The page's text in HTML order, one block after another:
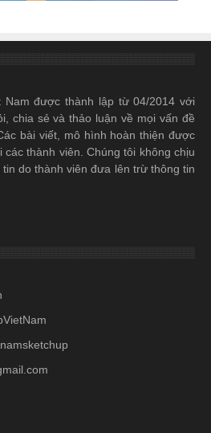
Nam được thành lập từ 04/2014 với
chia sẻ và thảo luận về mọi vấn đề
bài viết, mô hình hoàn thiện được
thành viên. Chúng tôi không chịu
do thành viên đưa lên trừ thông tin